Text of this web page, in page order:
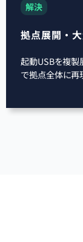
解決
拠点展開・
起動USBを複
で拠点全体に再